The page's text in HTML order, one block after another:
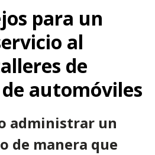
para un
al
de
automóviles
administrar un
de manera que